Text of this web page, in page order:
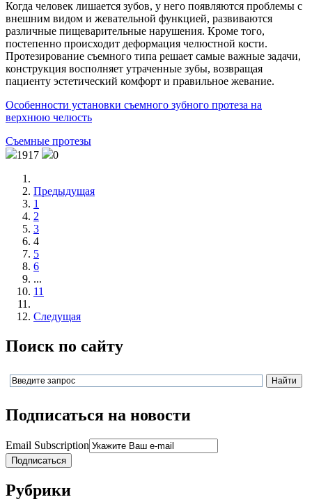
Когда человек лишается зубов, у него появляются проблемы с
внешним видом и жевательной функцией, развиваются
различные пищеварительные нарушения. Кроме того,
постепенно происходит деформация челюстной кости.
Протезирование съемного типа решает самые важные задачи,
конструкция восполняет утраченные зубы, возвращая
пациенту эстетический комфорт и правильное жевание.
Особенности установки съемного зубного протеза на
верхнюю челюсть
Съемные протезы
1917
0
Предыдущая
1
2
3
4
5
6
...
11
Следущая
Поиск по сайту
Подписаться на новости
Email Subscription
Подписаться
Рубрики